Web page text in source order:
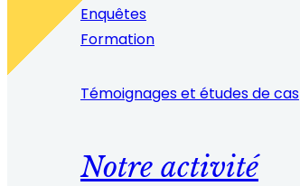
Enquêtes
Formation
Témoignages et études de cas
Notre activité